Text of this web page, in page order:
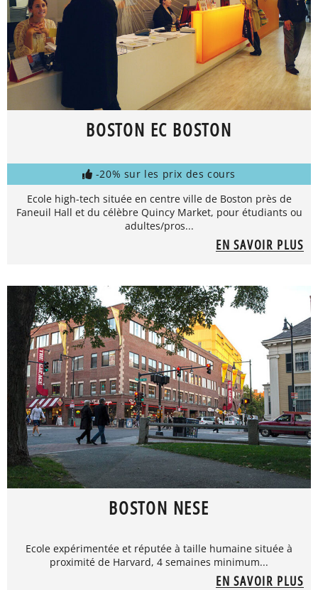
BOSTON EC BOSTON
-20% sur les prix des cours
Ecole high-tech située en centre ville de Boston près de
Faneuil Hall et du célèbre Quincy Market, pour étudiants ou
adultes/pros...
EN SAVOIR PLUS
BOSTON NESE
Ecole expérimentée et réputée à taille humaine située à
proximité de Harvard, 4 semaines minimum...
EN SAVOIR PLUS